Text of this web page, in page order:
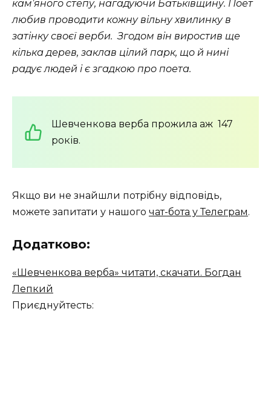
кам’яного степу, нагадуючи Батьківщину. Поет
любив проводити кожну вільну хвилинку в
затінку своєї верби. Згодом він виростив ще
кілька дерев, заклав цілий парк, що й нині
радує людей і є згадкою про поета.
Шевченкова верба прожила аж 147
років.
Якщо ви не знайшли потрібну відповідь,
можете запитати у нашого чат-бота у Телеграм.
Додатково:
«Шевченкова верба» читати, скачати. Богдан
Лепкий
Приєднуйтесть: